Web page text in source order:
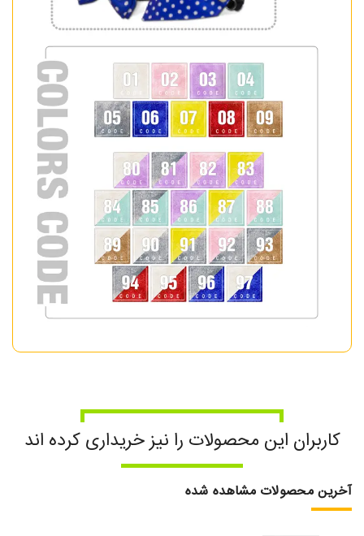
کاربران این محصولات را نیز خریداری کرده اند
آخرین محصولات مشاهده شده